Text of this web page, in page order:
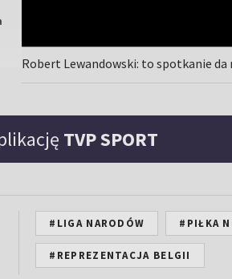
Robert Lewandowski: to spotkanie
TVP SPORT
#LIGA NARODÓW #PIŁKA
#REPREZENTACJA BELGII